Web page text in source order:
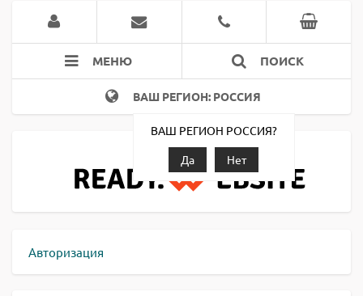
МЕНЮ ПОИСК
ВАШ РЕГИОН: РОССИЯ
ВАШ РЕГИОН РОССИЯ?
Да
Нет
Авторизация